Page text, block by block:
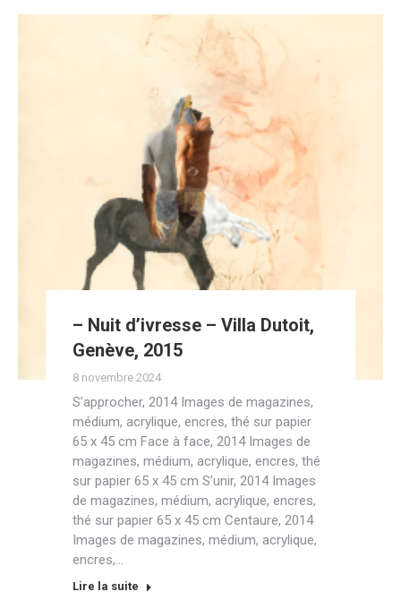
– Nuit d’ivresse – Villa Dutoit,
Genève, 2015
8 novembre 2024
S’approcher, 2014 Images de magazines,
médium, acrylique, encres, thé sur papier
65 x 45 cm Face à face, 2014 Images de
magazines, médium, acrylique, encres, thé
sur papier 65 x 45 cm S’unir, 2014 Images
de magazines, médium, acrylique, encres,
thé sur papier 65 x 45 cm Centaure, 2014
Images de magazines, médium, acrylique,
encres,…
Lire la suite